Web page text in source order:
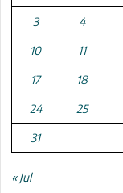
3 4
10 11
17 18
24 25
31
« Jul